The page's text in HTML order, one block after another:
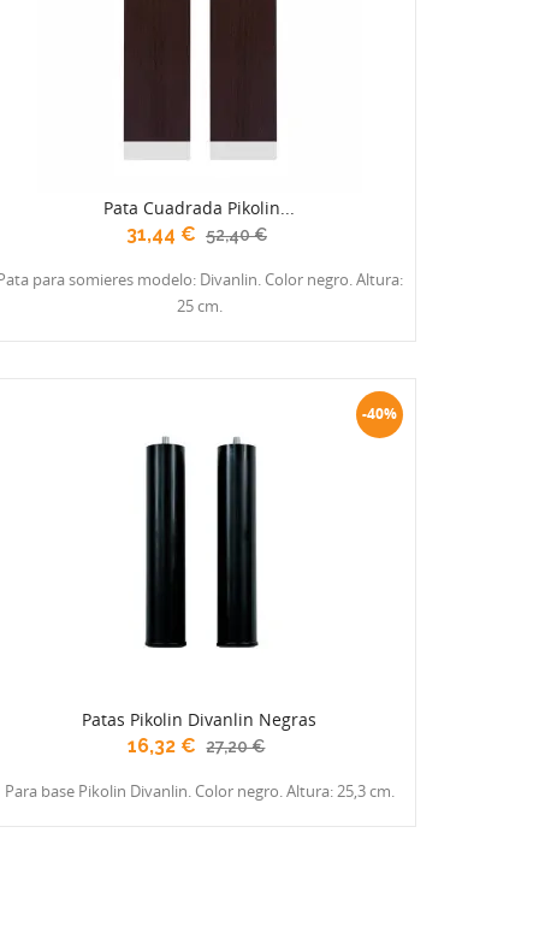
Pata Cuadrada Pikolin...
31,44 € 52,40 €
para somieres modelo: Divanlin. Color negro. Altura:
25 cm.
-40%
Patas Pikolin Divanlin Negras
16,32 € 27,20 €
Para base Pikolin Divanlin. Color negro. Altura: 25,3 cm.